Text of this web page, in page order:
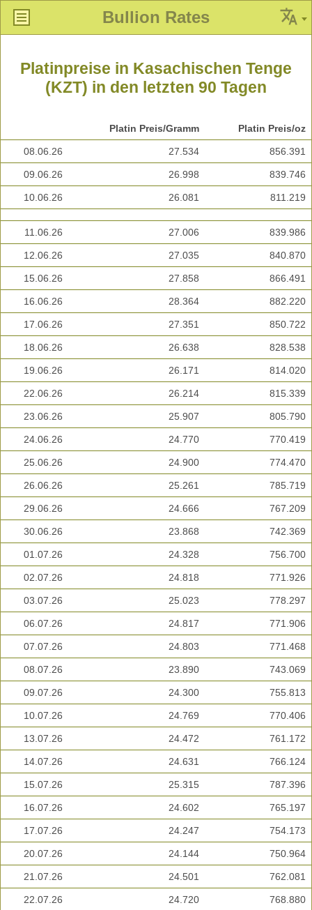
Bullion Rates
Platinpreise in Kasachischen Tenge
(KZT) in den letzten 90 Tagen
Platin Preis/Gramm Platin Preis/oz
08.06.26 27.534 856.391
09.06.26 26.998 839.746
10.06.26 26.081 811.219
11.06.26 27.006 839.986
12.06.26 27.035 840.870
15.06.26 27.858 866.491
16.06.26 28.364 882.220
17.06.26 27.351 850.722
18.06.26 26.638 828.538
19.06.26 26.171 814.020
22.06.26 26.214 815.339
23.06.26 25.907 805.790
24.06.26 24.770 770.419
25.06.26 24.900 774.470
26.06.26 25.261 785.719
29.06.26 24.666 767.209
30.06.26 23.868 742.369
01.07.26 24.328 756.700
02.07.26 24.818 771.926
03.07.26 25.023 778.297
06.07.26 24.817 771.906
07.07.26 24.803 771.468
08.07.26 23.890 743.069
09.07.26 24.300 755.813
10.07.26 24.769 770.406
13.07.26 24.472 761.172
14.07.26 24.631 766.124
15.07.26 25.315 787.396
16.07.26 24.602 765.197
17.07.26 24.247 754.173
20.07.26 24.144 750.964
21.07.26 24.501 762.081
22.07.26 24.720 768.880